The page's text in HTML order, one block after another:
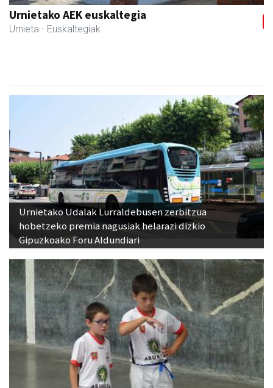
Urnietako AEK euskaltegia
Urnieta - Euskaltegiak
Urnietako Udalak Lurraldebusen zerbitzua
hobetzeko premia nagusiak helarazi dizkio
Gipuzkoako Foru Aldundiari